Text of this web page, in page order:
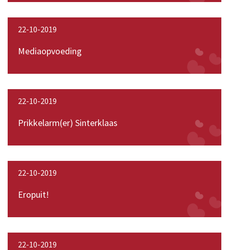
22-10-2019
Mediaopvoeding
22-10-2019
Prikkelarm(er) Sinterklaas
22-10-2019
Eropuit!
22-10-2019